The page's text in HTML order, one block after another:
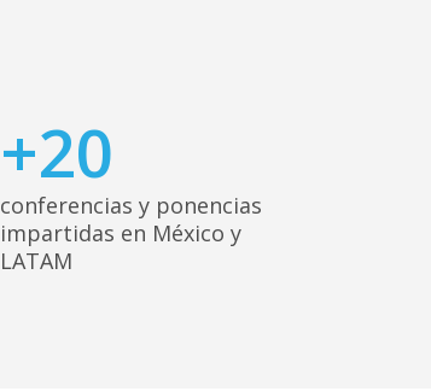
+20
conferencias y ponencias
impartidas en México y
LATAM